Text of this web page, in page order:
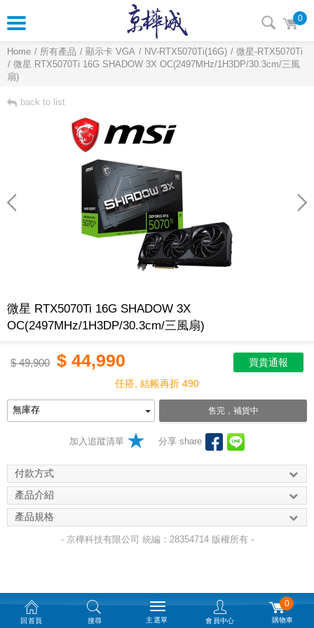
0
Home 所有產品 顯示卡 VGA NV-RTX5070Ti(16G)
微星-RTX5070Ti
微星 RTX5070Ti 16G SHADOW 3X OC(2497MHz/1H3DP/30.3cm/三風
扇)
back to list
微星 RTX5070Ti 16G SHADOW 3X
OC(2497MHz/1H3DP/30.3cm/三風扇)
$49,900 $ 44,990
買貴通報
任搭, 結帳再折 490
售完，補貨中
加入追蹤清單 分享 share
付款方式
產品介紹
產品規格
- 京樺科技有限公司 統編：28354714 版權所有 -
回首頁 搜尋 主選單 會員中心
0
購物車